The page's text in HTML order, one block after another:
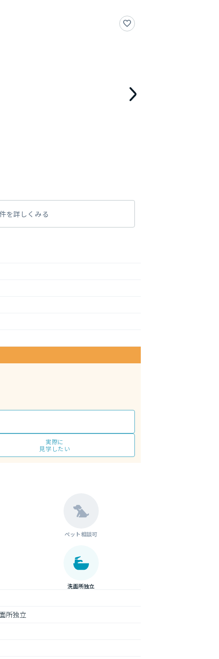
を詳しくみる
実際に
見学したい
ペット相談可
洗面所独立
所独立